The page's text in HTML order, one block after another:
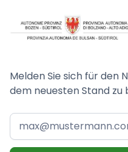
Melden Sie sich für den
dem neuesten Stand zu